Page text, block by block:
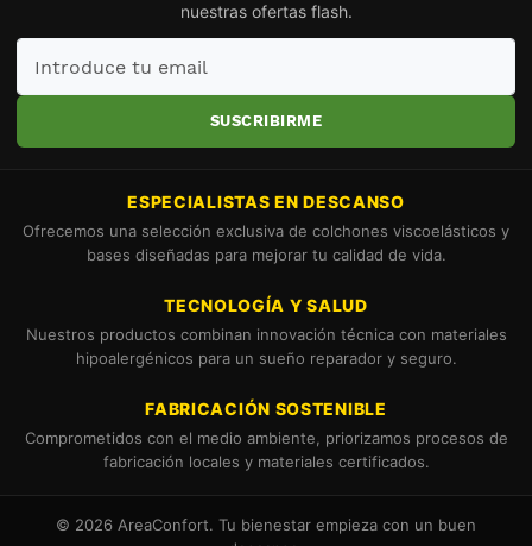
nuestras ofertas flash.
Introduce
email
SUSCRIBIRME
ESPECIALISTAS EN DESCANSO
Ofrecemos una selección exclusiva de colchones viscoelásticos y
bases diseñadas para mejorar tu calidad de vida.
TECNOLOGÍA Y SALUD
Nuestros productos combinan innovación técnica con materiales
hipoalergénicos para un sueño reparador y seguro.
FABRICACIÓN SOSTENIBLE
Comprometidos con el medio ambiente, priorizamos procesos de
fabricación locales y materiales certificados.
© 2026 AreaConfort. Tu bienestar empieza con un buen